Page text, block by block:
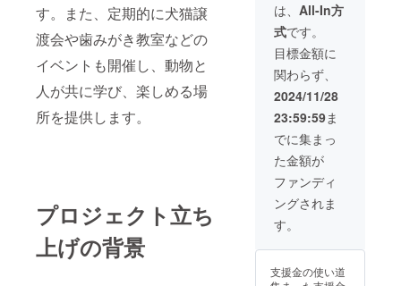
す。また、定期的に犬猫譲
渡会や歯みがき教室などの
イベントも開催し、動物と
人が共に学び、楽しめる場
所を提供します。
プロジェクト立ち
上げの背景
は、 All-In方
式です。
目標金額に
関わらず、
2024/11/28
23:59:59ま
でに集まっ
た金額が
ファンディ
ングされま
す。
支援金の使い道